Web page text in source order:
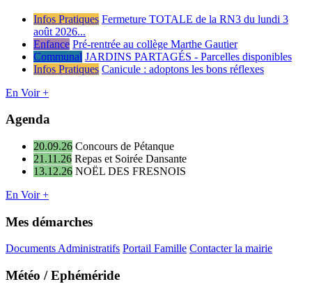
Infos Pratiques Fermeture TOTALE de la RN3 du lundi 3
août 2026...
Enfance Pré-rentrée au collège Marthe Gautier
Communal JARDINS PARTAGÉS - Parcelles disponibles
Infos Pratiques Canicule : adoptons les bons réflexes
En Voir +
Agenda
20.09.26 Concours de Pétanque
21.11.26 Repas et Soirée Dansante
13.12.26 NOËL DES FRESNOIS
En Voir +
Mes démarches
Documents Administratifs Portail Famille Contacter la mairie
Météo / Ephéméride